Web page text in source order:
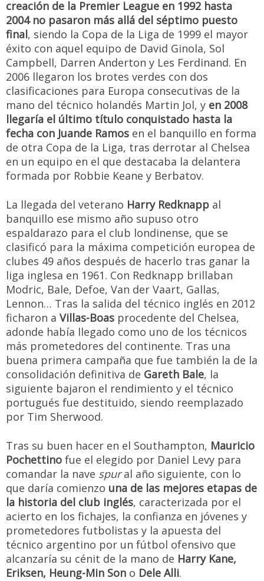
creación de la Premier League en 1992 hasta
2004 no pasaron más allá del séptimo puesto
final, siendo la Copa de la Liga de 1999 el mayor
éxito con aquel equipo de David Ginola, Sol
Campbell, Darren Anderton y Les Ferdinand. En
2006 llegaron los brotes verdes con dos
clasificaciones para Europa consecutivas de la
mano del técnico holandés Martin Jol, y en 2008
llegaría el último título conquistado hasta la
fecha con Juande Ramos en el banquillo en forma
de otra Copa de la Liga, tras derrotar al Chelsea
en un equipo en el que destacaba la delantera
formada por Robbie Keane y Berbatov.
La llegada del veterano Harry Redknapp al
banquillo ese mismo año supuso otro
espaldarazo para el club londinense, que se
clasificó para la máxima competición europea de
clubes 49 años después de hacerlo tras ganar la
liga inglesa en 1961. Con Redknapp brillaban
Modric, Bale, Defoe, Van der Vaart, Gallas,
Lennon… Tras la salida del técnico inglés en 2012
ficharon a Villas-Boas procedente del Chelsea,
adonde había llegado como uno de los técnicos
más prometedores del continente. Tras una
buena primera campaña que fue también la de la
consolidación definitiva de Gareth Bale, la
siguiente bajaron el rendimiento y el técnico
portugués fue destituido, siendo reemplazado
por Tim Sherwood.
Tras su buen hacer en el Southampton, Mauricio
Pochettino fue el elegido por Daniel Levy para
comandar la nave spural año siguiente, con lo
que daría comienzo una de las mejores etapas de
la historia del club inglés, caracterizada por el
acierto en los fichajes, la confianza en jóvenes y
prometedores futbolistas y la apuesta del
técnico argentino por un fútbol ofensivo que
alcanzaría su cénit de la mano de Harry Kane,
Eriksen, Heung-Min Son o Dele Alli.